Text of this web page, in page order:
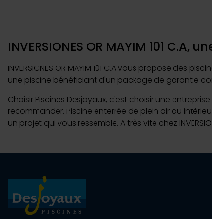
INVERSIONES OR MAYIM 101
INVERSIONES OR MAYIM 101 C.A vous propose
une piscine bénéficiant d'un package de garantie
Choisir Piscines Desjoyaux, c'est choisir une
recommander. Piscine enterrée de plein air ou
un projet qui vous ressemble. A très vite chez